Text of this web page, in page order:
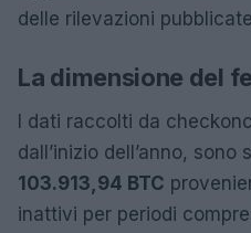
delle rilevazioni
La dimensione del
I dati raccolti da
dall’inizio dell’anno,
103.913,94 BTC
inattivi per periodi